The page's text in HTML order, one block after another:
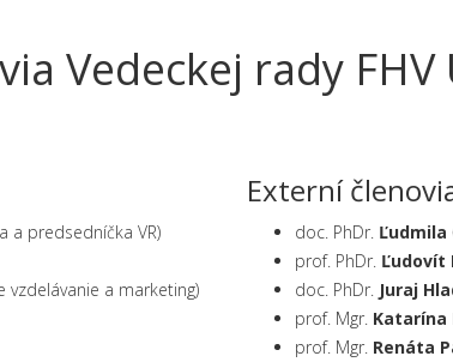
Vedeckej rady FHV
a predsedníčka VR)
vzdelávanie a marketing)
Externí
doc. PhDr. Ľudmila
prof. PhDr. Ľudovít
doc. PhDr. Juraj
prof. Mgr. Katarína
prof. Mgr. Renáta